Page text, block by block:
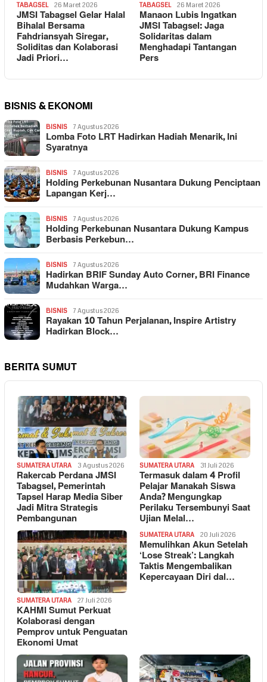
TABAGSEL 26 Maret 2026
JMSI Tabagsel Gelar Halal
Bihalal Bersama
Fahdriansyah Siregar,
Soliditas dan Kolaborasi
Jadi Priori…
TABAGSEL 26 Maret 2026
Manaon Lubis Ingatkan
JMSI Tabagsel: Jaga
Solidaritas dalam
Menghadapi Tantangan
Pers
BISNIS & EKONOMI
BISNIS 7 Agustus 2026
Lomba Foto LRT Hadirkan Hadiah Menarik, Ini
Syaratnya
BISNIS 7 Agustus 2026
Holding Perkebunan Nusantara Dukung Penciptaan
Lapangan Kerj…
BISNIS 7 Agustus 2026
Holding Perkebunan Nusantara Dukung Kampus
Berbasis Perkebun…
BISNIS 7 Agustus 2026
Hadirkan BRIF Sunday Auto Corner, BRI Finance
Mudahkan Warga…
BISNIS 7 Agustus 2026
Rayakan 10 Tahun Perjalanan, Inspire Artistry
Hadirkan Block…
BERITA SUMUT
SUMATERA UTARA 3 Agustus 2026
Rakercab Perdana JMSI
Tabagsel, Pemerintah
Tapsel Harap Media Siber
Jadi Mitra Strategis
Pembangunan
SUMATERA UTARA 31 Juli 2026
Termasuk dalam 4 Profil
Pelajar Manakah Siswa
Anda? Mengungkap
Perilaku Tersembunyi Saat
Ujian Melal…
SUMATERA UTARA 27 Juli 2026
KAHMI Sumut Perkuat
Kolaborasi dengan
Pemprov untuk Penguatan
Ekonomi Umat
SUMATERA UTARA 20 Juli 2026
Memulihkan Akun Setelah
‘Lose Streak’: Langkah
Taktis Mengembalikan
Kepercayaan Diri dal…